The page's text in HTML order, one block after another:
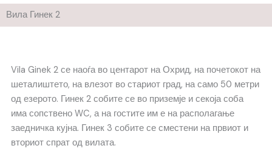
Вила Гинек 2
Vila Ginek 2 се наоѓа во центарот на Охрид, на почетокот на
шеталиштето, на влезот во стариот град, на само 50 метри
од езерото. Гинек 2 собите се во приземје и секоја соба
има сопствено WC, а на гостите им е на располагање
заедничка кујна. Гинек 3 собите се сместени на првиот и
вториот спрат од вилата.